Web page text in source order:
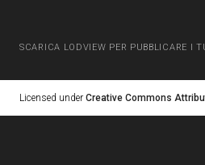
SCARICA LODVIEW PER PUBBLICARE I
Licensed under Creative Commons